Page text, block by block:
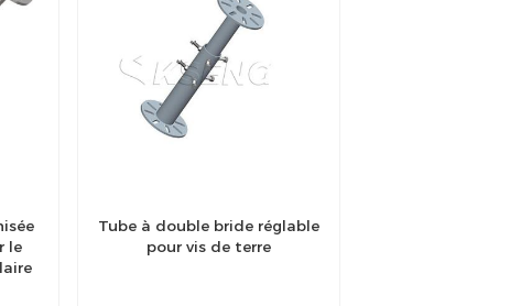
le
Tube à double bride réglable
pour vis de terre